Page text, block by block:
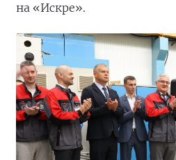
на «Искре».